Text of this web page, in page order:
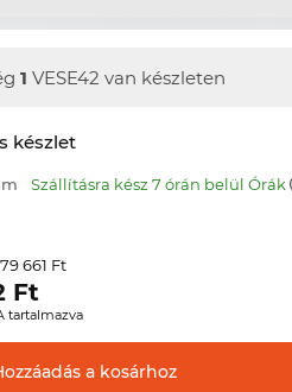
1 VESE42 van készleten
készlet
Szállításra kész 7 órán belül Órák
79 661 Ft
Ft
tartalmazva
a kosárhoz